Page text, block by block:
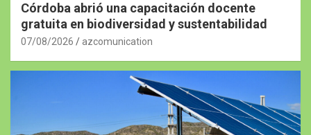
Córdoba abrió una capacitación docente
gratuita en biodiversidad y sustentabilidad
07/08/2026 azcomunication